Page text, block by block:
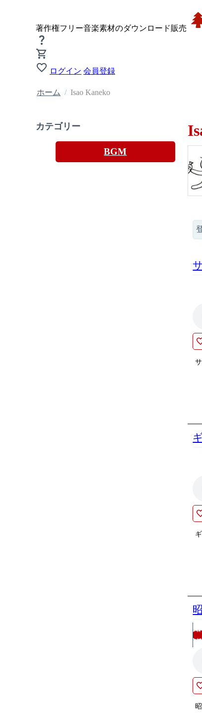
著作権フリー音楽素材のダウンロード販売
ログイン 会員登録
ホーム / Isao Kaneko
カテゴリー
BGM